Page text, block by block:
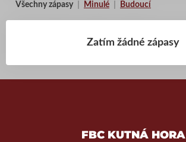
Všechny zápasy Minulé Budoucí
Zatím žádné zápasy
FBC KUTNÁ HORA